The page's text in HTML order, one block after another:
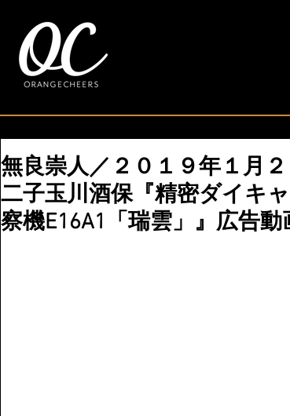
無良崇人／２０１９年１月
二子玉川酒保『精密ダイキ
察機E16A1「瑞雲」』広告動